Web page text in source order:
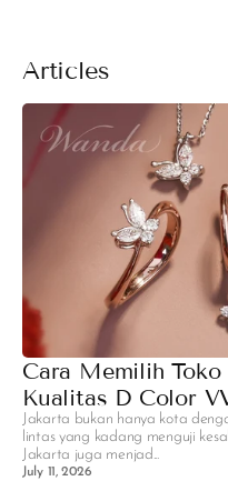
Articles
Cara Memilih
Kualitas D Color
Jakarta bukan hanya kota
lintas yang kadang menguji
Jakarta juga menjad...
July 11, 2026